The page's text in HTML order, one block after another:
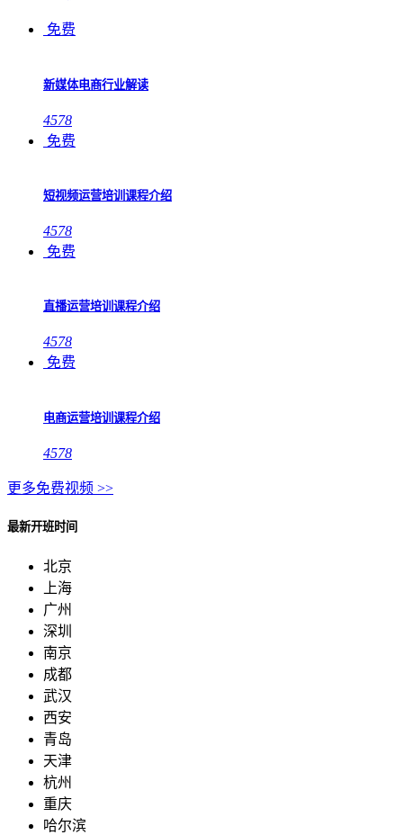
免费
新媒体电商行业解读
4578
免费
短视频运营培训课程介绍
4578
免费
直播运营培训课程介绍
4578
免费
电商运营培训课程介绍
4578
更多免费视频 >>
最新开班时间
北京
上海
广州
深圳
南京
成都
武汉
西安
青岛
天津
杭州
重庆
哈尔滨